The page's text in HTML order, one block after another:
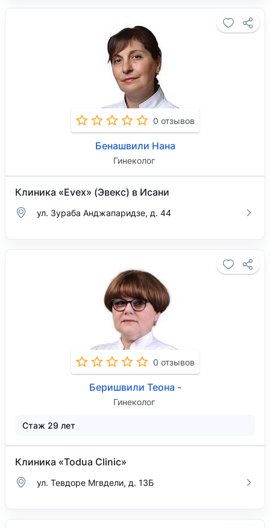
0 отзывов
Бенашвили Нана
Гинеколог
Клиника «Evex» (Эвекс) в Исани
ул. Зураба Анджапаридзе, д. 44
0 отзывов
Беришвили Теона -
Гинеколог
Стаж 29 лет
Клиника «Todua Clinic»
ул. Тевдоре Мгвдели, д. 13Б